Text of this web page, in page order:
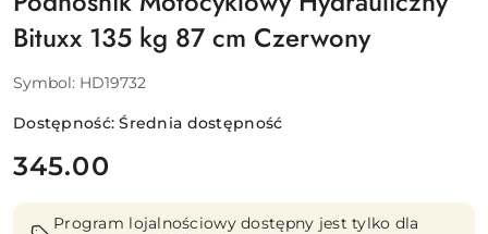
Bituxx 135 kg 87 cm Czerwony
Symbol: HD19732
Dostępność:Średnia dostępność
cena:
345.00
Program lojalnościowy dostępny jest tylko dla